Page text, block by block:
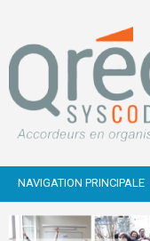
NAVIGATION PRINCIPALE